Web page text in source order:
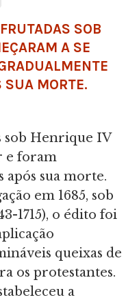
SOB
A SE
SUA MORTE.
sob Henrique IV
e foram
sua morte.
em 1685, sob
1715), o édito foi
​​queixas de
os protestantes.
a